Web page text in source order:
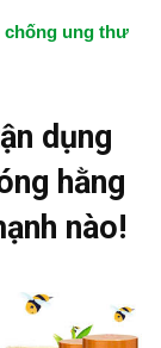
chống ung thư
dụng
hằng
nào!